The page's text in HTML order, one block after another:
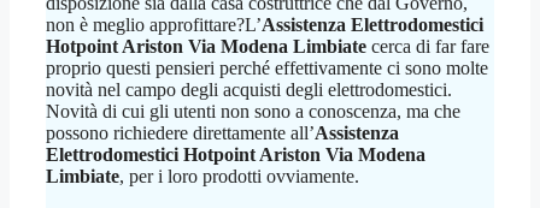
non è meglio approfittare?L’Assistenza Elettrodomestici
Hotpoint Ariston Via Modena Limbiate cerca di far fare
proprio questi pensieri perché effettivamente ci sono molte
novità nel campo degli acquisti degli elettrodomestici.
Novità di cui gli utenti non sono a conoscenza, ma che
possono richiedere direttamente all’Assistenza
Elettrodomestici Hotpoint Ariston Via Modena
Limbiate, per i loro prodotti ovviamente.